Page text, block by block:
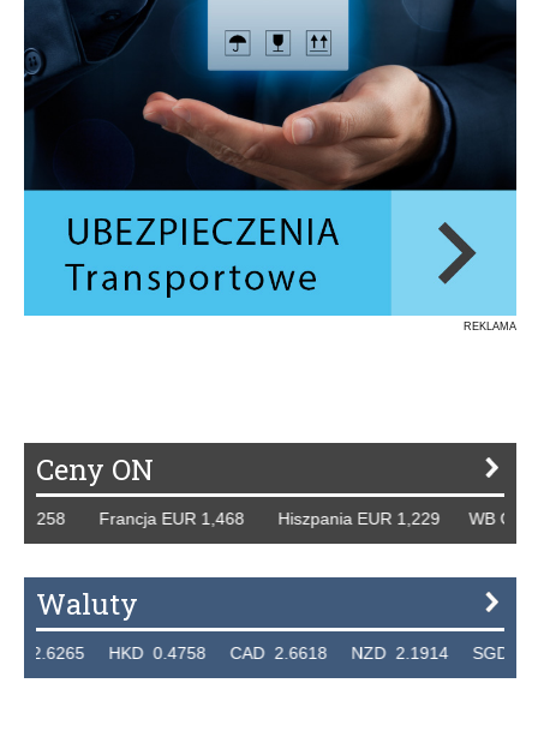
REKLAMA
Ceny ON
Francja EUR 1,468 Hiszpania EUR 1,229 WB GBP
Waluty
HKD 0.4758 CAD 2.6618 NZD 2.1914 SGD